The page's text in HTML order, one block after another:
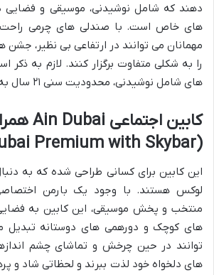
دهند که شامل نوشیدنی، موسیقی و فضایی
های خاص است. با صندلی های چرمی راحت
مهمانان می توانند در ارتفاعی بی نظیر،
را به شکلی متفاوت برگزار کنند. لازم به ذکر
های شامل نوشیدنی، محدودیت سنی ۲۱ سال به بالا اعمال می شود.
Premium with Skybar)
این کابین برای کسانی طراحی شده که به
لوکس هستند. با وجود یک بارمن
منتخب و پخش موسیقی، این کابین به
های کوچک و دورهمی های دوستانه تبدیل
توانند در حین چرخش و تماشای چشم
های دلخواه خود لذت ببرند و لحظاتی شاد و